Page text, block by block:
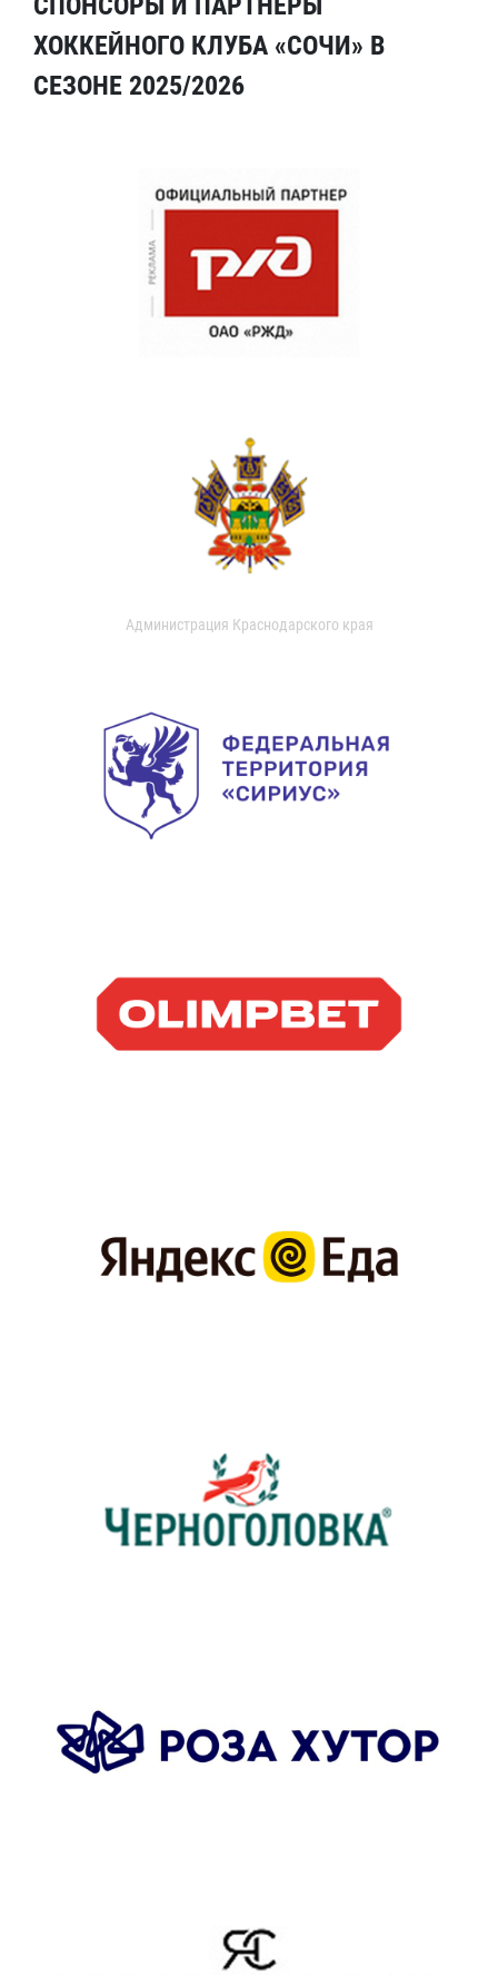
ХОККЕЙНОГО КЛУБА «СОЧИ» В
СЕЗОНЕ 2025/2026
Администрация Краснодарского края